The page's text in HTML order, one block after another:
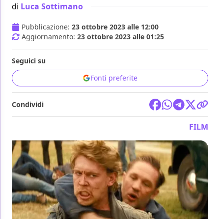
di Luca Sottimano
Pubblicazione: 23 ottobre 2023 alle 12:00
Aggiornamento: 23 ottobre 2023 alle 01:25
Seguici su
Fonti preferite
Condividi
FILM